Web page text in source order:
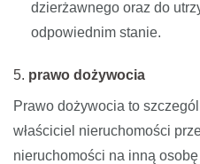
dzierżawnego oraz do
odpowiednim stanie.
5. prawo dożywocia
Prawo dożywocia to
właściciel nieruchomości
nieruchomości na inną